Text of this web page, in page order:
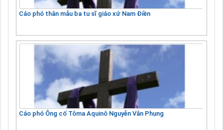
Cáo phó thân mẫu ba tu sĩ giáo xứ Nam Điền
Cáo phó Ông cố Tôma Aquinô Nguyễn Văn Phụng